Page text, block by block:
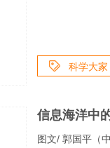
科学大家
图文/ 郭国平（